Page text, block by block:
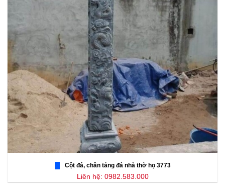
Cột đá, chân tảng đá nhà thờ họ 3773
Liên hệ: 0982.583.000